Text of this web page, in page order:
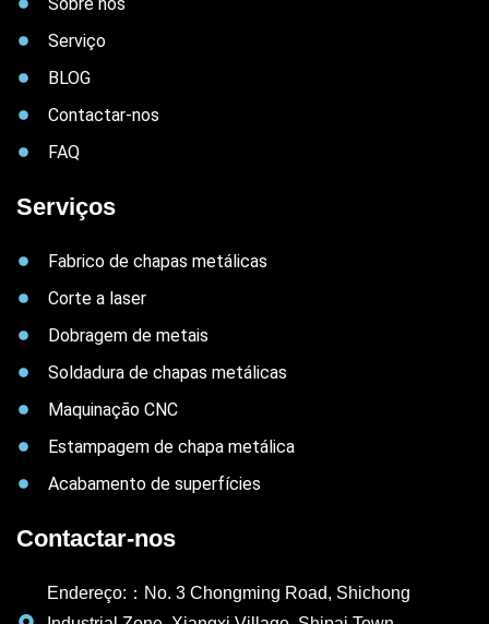
Serviço
BLOG
Contactar-nos
FAQ
Serviços
Fabrico de chapas metálicas
Corte a laser
Dobragem de metais
Soldadura de chapas metálicas
Maquinação CNC
Estampagem de chapa metálica
Acabamento de superfícies
Contactar-nos
Endereço:：No. 3 Chongming Road, Shichong